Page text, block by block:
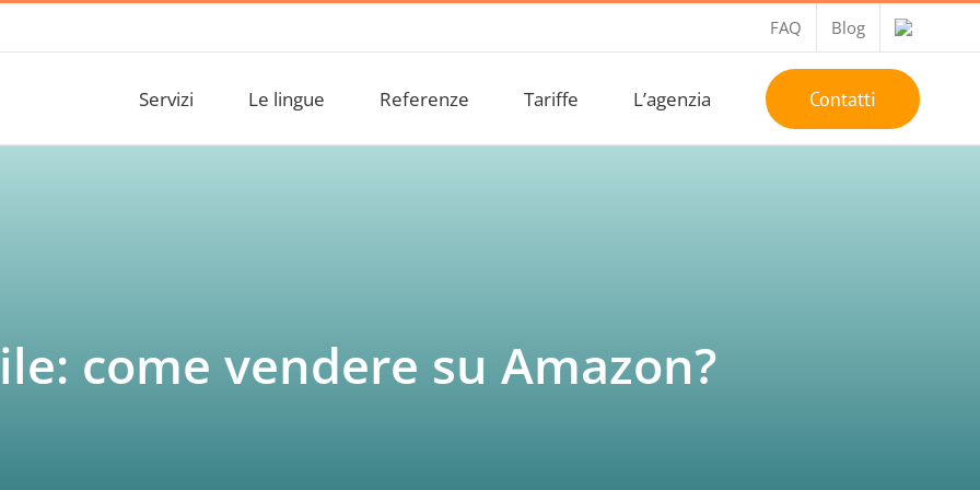
FAQ Blog
Servizi Le lingue Referenze Tariffe L’agenzia Contatti
come vendere su Amazon?